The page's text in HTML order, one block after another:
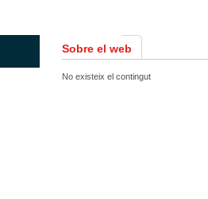
Sobre el web
No existeix el contingut